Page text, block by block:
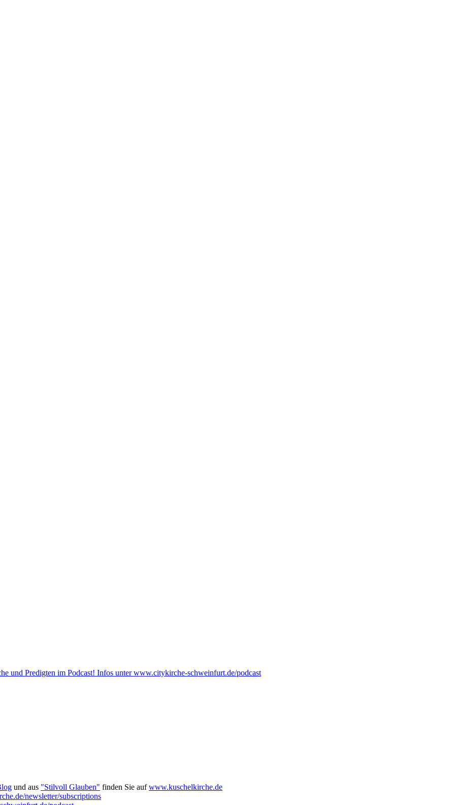
und Predigten im Podcast! Infos unter www.citykirche-schweinfurt.de/podcast
und aus "Stilvoll Glauben" finden Sie aufwww.kuschelkirche.de
newsletter/subscriptions